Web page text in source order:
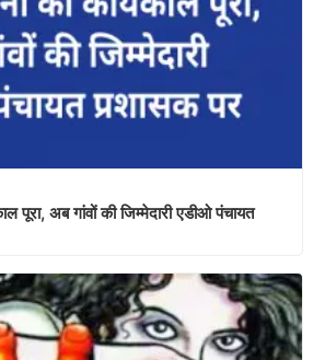
पूरा, अब गांवों की जिम्मेदारी एडीओ पंचायत